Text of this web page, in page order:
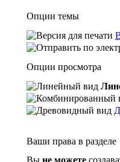
Опции темы
Опции просмотра
Ваши права в разделе
Вы не можете